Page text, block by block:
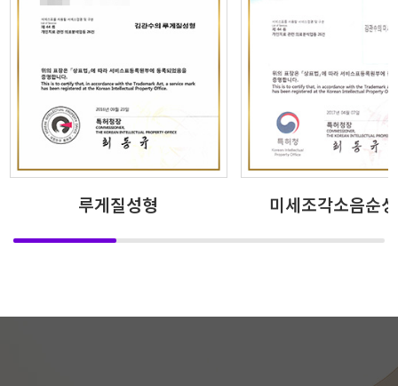
루게질성형 미세조각소음순